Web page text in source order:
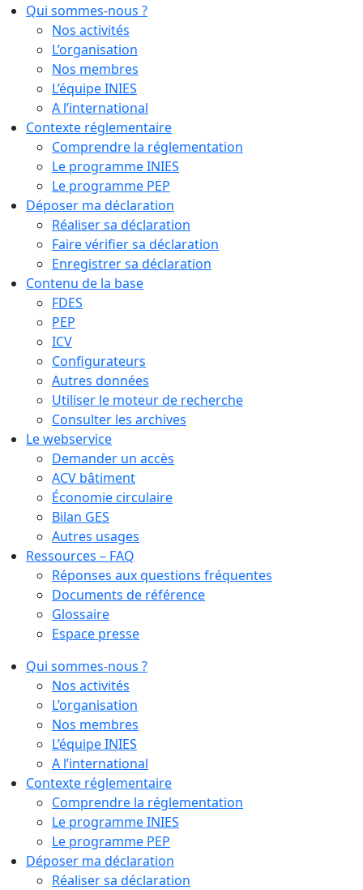
Qui sommes-nous ?
Nos activités
L’organisation
Nos membres
L’équipe INIES
A l’international
Contexte réglementaire
Comprendre la réglementation
Le programme INIES
Le programme PEP
Déposer ma déclaration
Réaliser sa déclaration
Faire vérifier sa déclaration
Enregistrer sa déclaration
Contenu de la base
FDES
PEP
ICV
Configurateurs
Autres données
Utiliser le moteur de recherche
Consulter les archives
Le webservice
Demander un accès
ACV bâtiment
Économie circulaire
Bilan GES
Autres usages
Ressources – FAQ
Réponses aux questions fréquentes
Documents de référence
Glossaire
Espace presse
Qui sommes-nous ?
Nos activités
L’organisation
Nos membres
L’équipe INIES
A l’international
Contexte réglementaire
Comprendre la réglementation
Le programme INIES
Le programme PEP
Déposer ma déclaration
Réaliser sa déclaration